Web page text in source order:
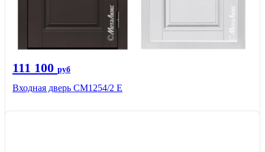
111 100 руб
Входная дверь СМ1254/2 E